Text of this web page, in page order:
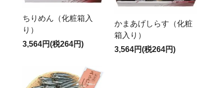
ちりめん（化粧箱入
り）
3,564円(税264円)
かまあげしらす（化粧
箱入り）
3,564円(税264円)